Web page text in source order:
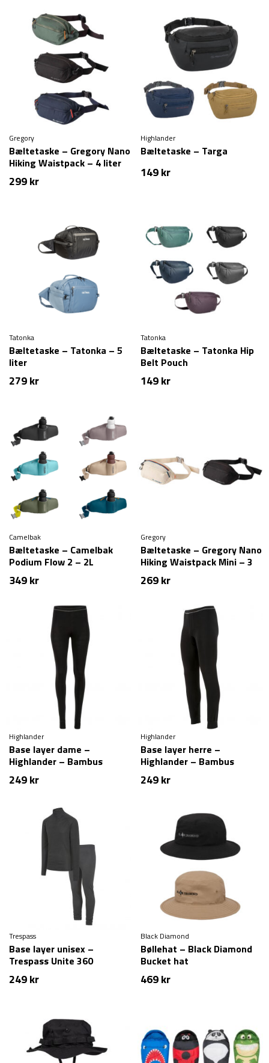
var:
449 kr.
er:
349 kr.
Gregory
Bæltetaske – Gregory Nano
Hiking Waistpack – 4 liter
299kr
Highlander
Bæltetaske – Targa
149kr
Tatonka
Bæltetaske – Tatonka – 5
liter
279kr
Tatonka
Bæltetaske – Tatonka Hip
Belt Pouch
149kr
Camelbak
Bæltetaske – Camelbak
Podium Flow 2 – 2L
349kr
Gregory
Bæltetaske – Gregory Nano
Hiking Waistpack Mini – 3
liter
269kr
Highlander
Base layer dame –
Highlander – Bambus
bukser
249kr
Highlander
Base layer herre –
Highlander – Bambus
bukser (S & XXL tilbage)
249kr
Trespass
Base layer unisex –
Trespass Unite 360
249kr
Black Diamond
Bøllehat – Black Diamond
Bucket hat
469kr